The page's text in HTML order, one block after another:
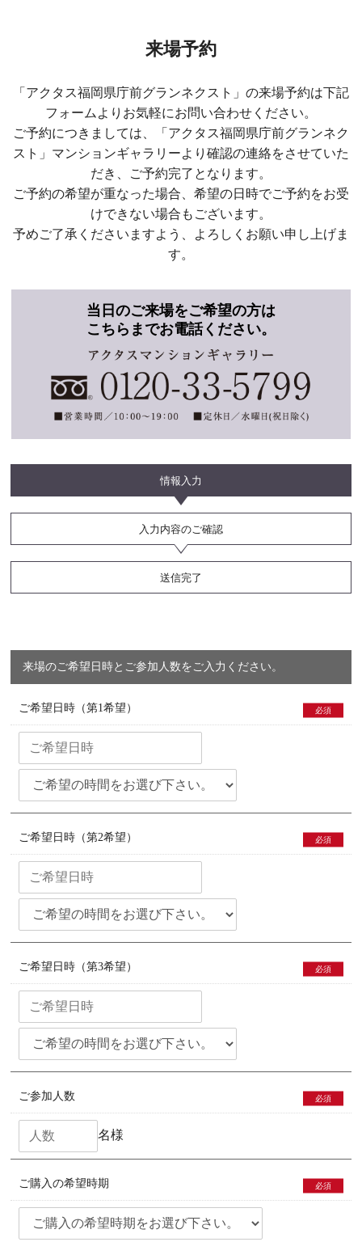
来場予約
「アクタス福岡県庁前グランネクスト」の来場予約は下記
フォームよりお気軽にお問い合わせください。
ご予約につきましては、「アクタス福岡県庁前グランネク
スト」マンションギャラリーより 確認の連絡をさせていた
だき、ご予約完了となります。
ご予約の希望が重なった場合、希望の日時でご予約をお受
けできない場合もございます。
予めご了承くださいますよう、よろしくお願い申し上げま
す。
当日のご来場をご希望の方は
こちらまでお電話ください。
情報入力
入力内容のご確認
送信完了
来場のご希望日時とご参加人数をご入力ください。
ご希望日時（第1希望） 必須
ご希望日時（第2希望） 必須
ご希望日時（第3希望） 必須
ご参加人数 必須
名様
ご購入の希望時期 必須